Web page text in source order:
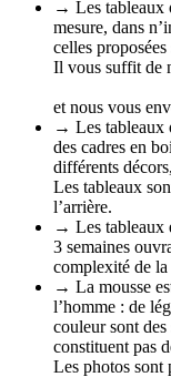
→ Les tableaux
mesure, dans
celles
Il vous suffit de
et nous vous
→ Les tableaux
des cadres en
différents
Les tableaux
l’arrière.
→ Les tableaux
3 semaines
complexité de la
→ La mousse
l’homme : de
couleur sont
constituent pas
Les photos sont